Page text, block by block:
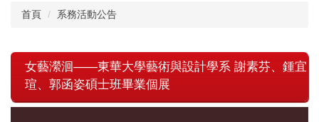
首頁 系務活動公告
女藝瀠洄——東華大學藝術與設計學系 謝素芬、鍾宜
瑄、郭函姿碩士班畢業個展